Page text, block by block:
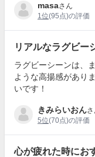
masaさん
1位(95点)の評価
リアルなラグビー
ラグビーシーンは、
ような高揚感があり
いです！
きみらいおん
5位(70点)の評価
心が疲れた時にお